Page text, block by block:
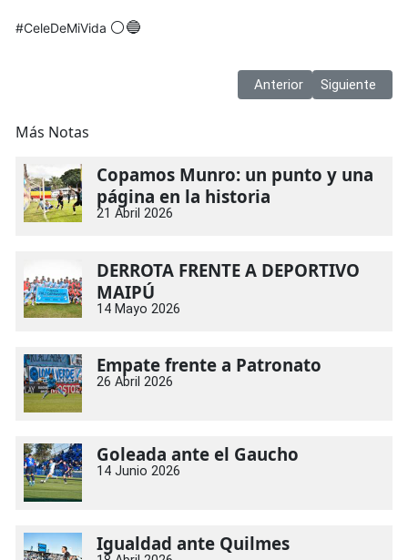
#CeleDeMiVida ⚪🔵
Artículo anterior: FECHA 2
Anterior Artículo
Siguiente
Más Notas
Copamos Munro: un punto y una
página en la historia
21 Abril 2026
DERROTA FRENTE A DEPORTIVO
MAIPÚ
14 Mayo 2026
Empate frente a Patronato
26 Abril 2026
Goleada ante el Gaucho
14 Junio 2026
Igualdad ante Quilmes